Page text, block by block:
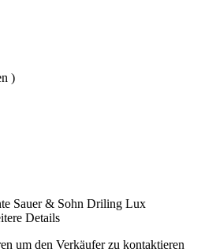
)
Sauer & Sohn Driling Lux
Details
um den Verkäufer zu kontaktieren